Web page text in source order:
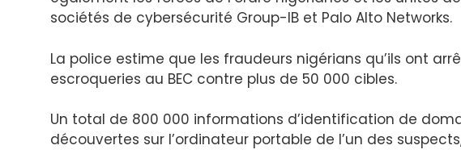
sociétés de cybersécurité Group-IB et Palo Alto Networks.
La police estime que les fraudeurs nigérians qu’ils ont
escroqueries au BEC contre plus de 50 000 cibles.
Un total de 800 000 informations d’identification de
découvertes sur l’ordinateur portable de l’un des